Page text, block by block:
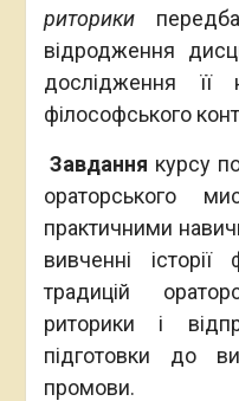
риторики
відродження
дослідження її
філософського
Завдання курсу
ораторського
практичними
вивченні
традицій
риторики і
підготовки до
промови.